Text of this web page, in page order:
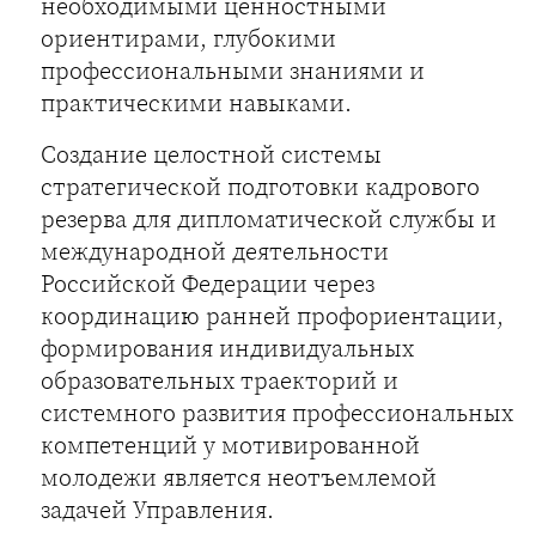
ориентирами, глубокими
профессиональными знаниями и
практическими навыками.
Создание целостной системы
стратегической подготовки кадрового
резерва для дипломатической службы и
международной деятельности
Российской Федерации через
координацию ранней профориентации,
формирования индивидуальных
образовательных траекторий и
системного развития профессиональных
компетенций у мотивированной
молодежи является неотъемлемой
задачей Управления.